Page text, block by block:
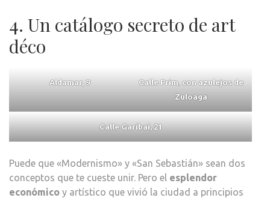
4. Un catálogo secreto de art
déco
Aldamar, 9 Calle Prim,con azulejos de
Zuloaga
Calle Garibai, 21
Puede que «Modernismo» y «San Sebastián» sean dos
conceptos que te cueste unir. Pero el esplendor
económico y artístico que vivió la ciudad a principios